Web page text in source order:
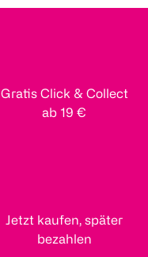
Gratis Click & Collect
ab 19 €
Jetzt kaufen, später
bezahlen